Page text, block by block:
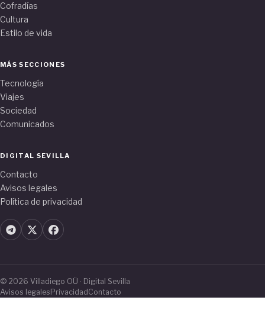
Cofradías
Cultura
Estilo de vida
MÁS SECCIONES
Tecnología
Viajes
Sociedad
Comunicados
DIGITAL SEVILLA
Contacto
Avisos legales
Política de privacidad
© 2026 Villadiego OÜ · Digital Sevilla
Avisos legales Privacidad Contacto